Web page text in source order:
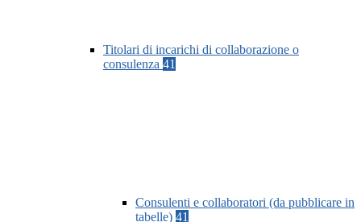
Titolari di incarichi di collaborazione o
consulenza 41
Consulenti e collaboratori (da pubblicare in
tabelle) 41